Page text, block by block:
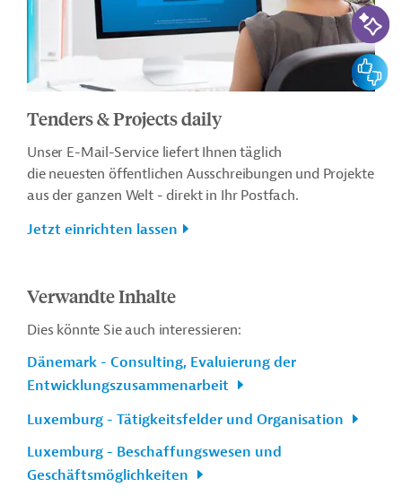
Tenders & Projects daily
Unser E-Mail-Service liefert Ihnen täglich
die neuesten öffentlichen Ausschreibungen und Projekte
aus der ganzen Welt - direkt in Ihr Postfach.
Jetzt einrichten lassen
Verwandte Inhalte
Dies könnte Sie auch interessieren:
Dänemark - Consulting, Evaluierung der
Entwicklungszusammenarbeit
Luxemburg - Tätigkeitsfelder und Organisation
Luxemburg - Beschaffungswesen und
Geschäftsmöglichkeiten
KI-